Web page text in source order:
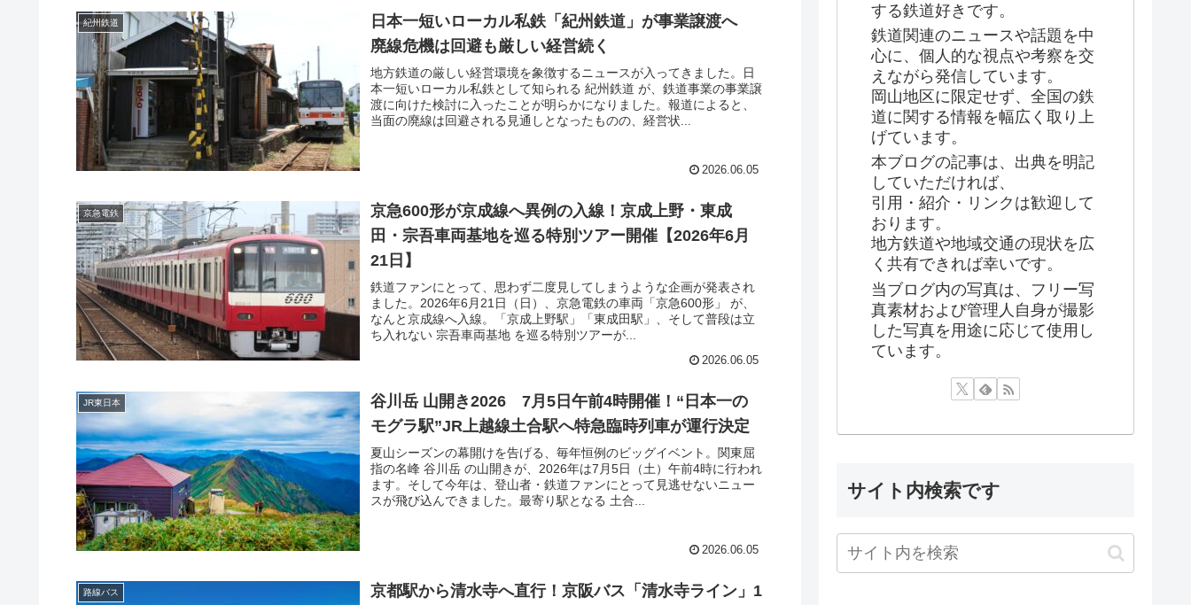
紀州鉄道
日本一短いローカル私鉄「紀州鉄道」が事業譲渡へ
廃線危機は回避も厳しい経営続く
地方鉄道の厳しい経営環境を象徴するニュースが入ってきました。日
本一短いローカル私鉄として知られる 紀州鉄道 が、鉄道事業の事業譲
渡に向けた検討に入ったことが明らかになりました。報道によると、
当面の廃線は回避される見通しとなったものの、経営状...
2026.06.05
京急電鉄
京急600形が京成線へ異例の入線！京成上野・東成
田・宗吾車両基地を巡る特別ツアー開催【2026年6月
21日】
鉄道ファンにとって、思わず二度見してしまうような企画が発表され
ました。2026年6月21日（日）、京急電鉄の車両「京急600形」 が、
なんと京成線へ入線。「京成上野駅」「東成田駅」、そして普段は立
ち入れない 宗吾車両基地 を巡る特別ツアーが...
2026.06.05
JR東日本
谷川岳 山開き2026 7月5日午前4時開催！“日本一の
モグラ駅”JR上越線土合駅へ特急臨時列車が運行決定
夏山シーズンの幕開けを告げる、毎年恒例のビッグイベント。関東屈
指の名峰 谷川岳 の山開きが、2026年は7月5日（土）午前4時に行われ
ます。そして今年は、登山者・鉄道ファンにとって見逃せないニュー
スが飛び込んできました。最寄り駅となる 土合...
2026.06.05
路線バス
京都駅から清水寺へ直行！京阪バス「清水寺ライン」1
する鉄道好きです。
鉄道関連のニュースや話題を中
心に、個人的な視点や考察を交
えながら発信しています。
岡山地区に限定せず、全国の鉄
道に関する情報を幅広く取り上
げています。
本ブログの記事は、出典を明記
していただければ、
引用・紹介・リンクは歓迎して
おります。
地方鉄道や地域交通の現状を広
く共有できれば幸いです。
当ブログ内の写真は、フリー写
真素材および管理人自身が撮影
した写真を用途に応じて使用し
ています。
サイト内検索です